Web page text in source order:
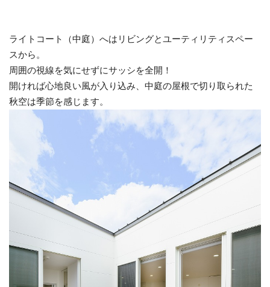
ライトコート（中庭）へはリビングとユーティリティスペー
スから。
周囲の視線を気にせずにサッシを全開！
開ければ心地良い風が入り込み、中庭の屋根で切り取られた
秋空は季節を感じます。